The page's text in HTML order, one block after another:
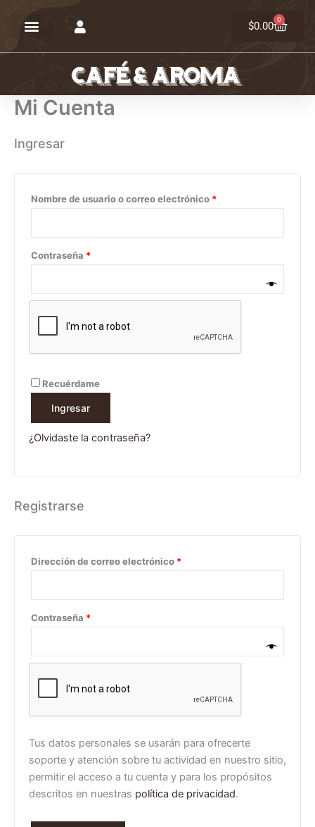
$0.00 0
Carrito
Mi Cuenta
Ingresar
Nombre de usuario o correo electrónico *
Contraseña *
Recuérdame
Ingresar
¿Olvidaste la contraseña?
Registrarse
Dirección de correo electrónico *
Contraseña *
Tus datos personales se usarán para ofrecerte
soporte y atención sobre tu actividad en nuestro sitio,
permitir el acceso a tu cuenta y para los propósitos
descritos en nuestras política de privacidad.